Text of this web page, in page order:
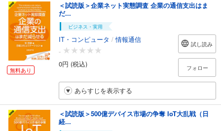
無料あり
＜試読版＞企業ネット実態調査 企業の通信支出はま
だ...
ビジネス・実用
IT・コンピュータ /情報通信
-
0円 (税込)
試し読み
フォロー
あらすじを表示する
＜試読版＞500億デバイス市場の争奪 IoT大乱戦（日
経...